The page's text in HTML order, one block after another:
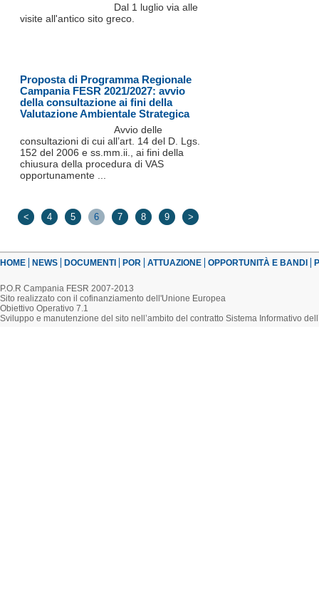
Dal 1 luglio via alle
visite all'antico sito greco.
Proposta di Programma Regionale
Campania FESR 2021/2027: avvio
della consultazione ai fini della
Valutazione Ambientale Strategica
Avvio delle
consultazioni di cui all’art. 14 del D. Lgs.
152 del 2006 e ss.mm.ii., ai fini della
chiusura della procedura di VAS
opportunamente ...
< 4 5 6 7 8 9 >
HOME NEWS DOCUMENTI POR ATTUAZIONE OPPORTUNITÀ E BANDI
P.O.R Campania FESR 2007-2013
Sito realizzato con il cofinanziamento dell'Unione Europea
Obiettivo Operativo 7.1
Sviluppo e manutenzione del sito nell’ambito del contratto Sistema Informativo